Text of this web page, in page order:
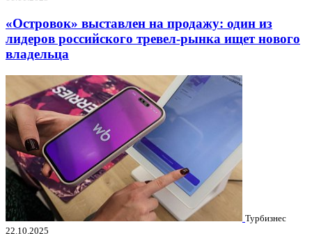
«Островок» выставлен на продажу: один из
лидеров российского тревел-рынка ищет нового
владельца
Турбизнес
22.10.2025